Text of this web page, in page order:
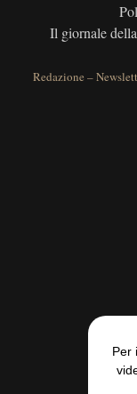
Il giornale
Redazione –
Per